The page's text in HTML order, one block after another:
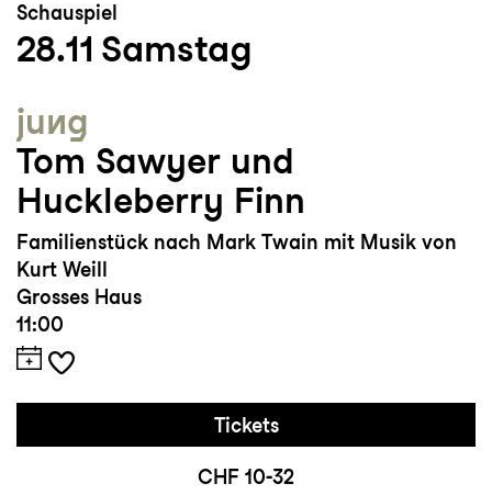
Schauspiel
28.11 Samstag
jung
Tom Sawyer und
Huckleberry Finn
Familienstück nach Mark Twain mit Musik von
Kurt Weill
Grosses Haus
11:00
Tickets
CHF 10-32